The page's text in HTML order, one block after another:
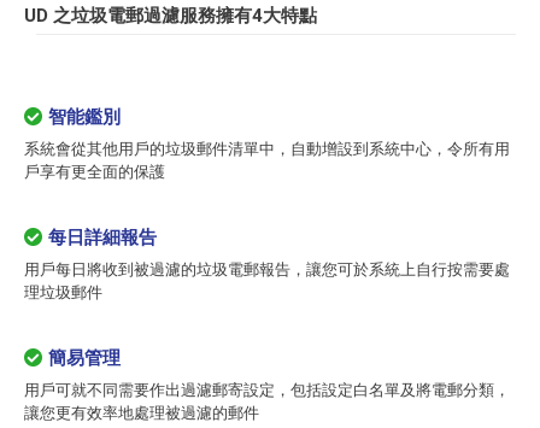
UD 之垃圾電郵過濾服務擁有4大特點
智能鑑別
系統會從其他用戶的垃圾郵件清單中，自動增設到系統中心，令所有用
戶享有更全面的保護
每日詳細報告
用戶每日將收到被過濾的垃圾電郵報告，讓您可於系統上自行按需要處
理垃圾郵件
簡易管理
用戶可就不同需要作出過濾郵寄設定，包括設定白名單及將電郵分類，
讓您更有效率地處理被過濾的郵件